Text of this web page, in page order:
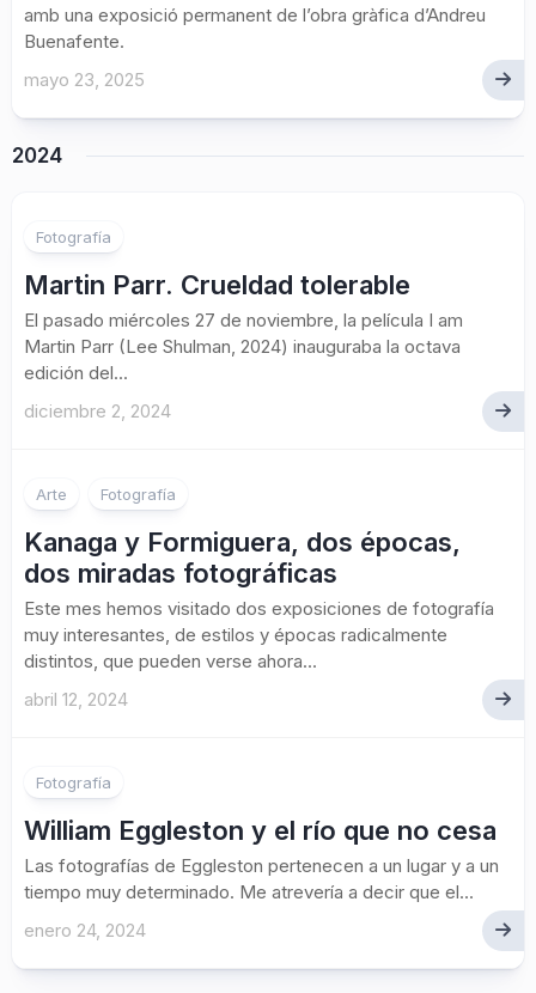
amb una exposició permanent de l’obra gràfica d’Andreu
Buenafente.
mayo 23, 2025
2024
Fotografía
Martin Parr. Crueldad tolerable
El pasado miércoles 27 de noviembre, la película I am
Martin Parr (Lee Shulman, 2024) inauguraba la octava
edición del...
diciembre 2, 2024
Arte Fotografía
Kanaga y Formiguera, dos épocas,
dos miradas fotográficas
Este mes hemos visitado dos exposiciones de fotografía
muy interesantes, de estilos y épocas radicalmente
distintos, que pueden verse ahora...
abril 12, 2024
Fotografía
William Eggleston y el río que no cesa
Las fotografías de Eggleston pertenecen a un lugar y a un
tiempo muy determinado. Me atrevería a decir que el...
enero 24, 2024